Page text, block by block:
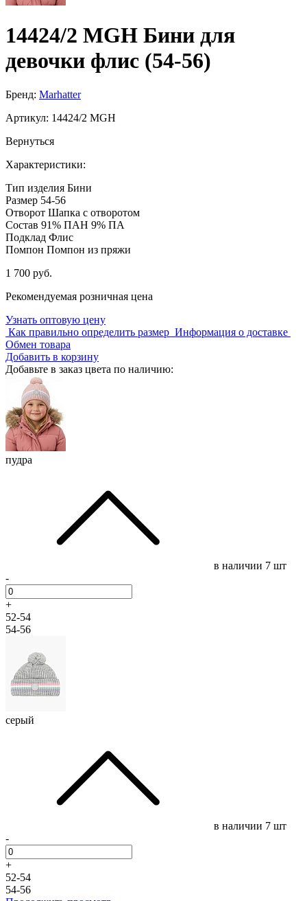
14424/2 MGH Бини для
девочки флис (54-56)
Бренд: Marhatter
Артикул: 14424/2 MGH
Вернуться
Характеристики:
Тип изделия Бини
Размер 54-56
Отворот Шапка с отворотом
Состав 91% ПАН 9% ПА
Подклад Флис
Помпон Помпон из пряжи
1 700 руб.
Рекомендуемая розничная цена
Узнать оптовую цену
Как правильно определить размер Информация о доставке
Обмен товара
Добавить в корзину
Добавьте в заказ цвета по наличию:
пудра
в наличии 7 шт
-
+
52-54
54-56
серый
в наличии 7 шт
-
+
52-54
54-56